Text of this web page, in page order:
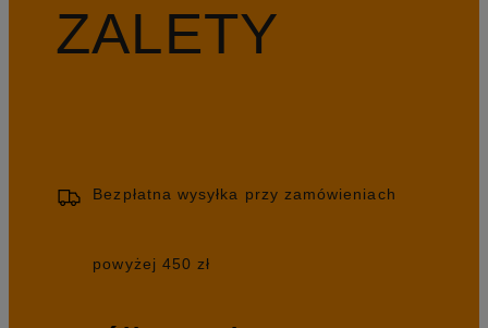
ZALETY
Bezpłatna wysyłka przy zamówieniach
powyżej 450 zł